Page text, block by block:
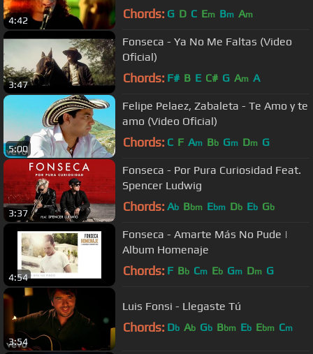
4:42 Chords: G D C Em Bm Am
3:47
Fonseca - Ya No Me Faltas (Video
Oficial)
Chords: F# B E C# G Am A
5:00
Felipe Pelaez, Zabaleta - Te Amo y te
amo (Video Oficial)
Chords: C F Am Bb Gm Dm G
3:37
Fonseca - Por Pura Curiosidad Feat.
Spencer Ludwig
Chords: Ab Bbm Ebm Db Eb Gb
4:54
Fonseca - Amarte Más No Pude |
Album Homenaje
Chords: F Bb Cm Eb Gm Dm G
3:54
Luis Fonsi - Llegaste Tú
Chords: Db Ab Gb Bbm Eb Ebm Cm